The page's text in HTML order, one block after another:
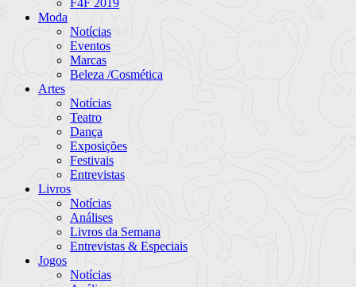
Moda
Notícias
Eventos
Marcas
Beleza /Cosmética
Artes
Notícias
Teatro
Dança
Exposições
Festivais
Entrevistas
Livros
Notícias
Análises
Livros da Semana
Entrevistas & Especiais
Jogos
Notícias